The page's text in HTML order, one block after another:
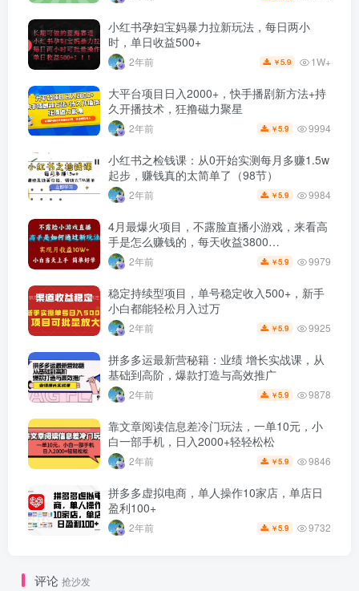
小红书孕妇宝妈暴力拉新玩法，每日两小
时，单日收益500+
2年前 ￥5.9 1W+
大平台项目日入2000+，快手播剧新方法+持
久开播技术，狂撸磁力聚星
2年前 ￥5.9 9994
小红书之检钱课：从0开始实测每月多赚1.5w
起步，赚钱真的太简单了（98节）
2年前 ￥5.9 9984
4月最爆火项目，不露脸直播小游戏，来看高
手是怎么赚钱的，每天收益3800…
2年前 ￥5.9 9979
稳定持续型项目，单号稳定收入500+，新手
小白都能轻松月入过万
2年前 ￥5.9 9925
拼多多运最新营秘籍：业绩 增长实战课，从
基础到高阶，爆款打造与高效推广
2年前 ￥5.9 9878
靠文章阅读信息差冷门玩法，一单10元，小
白一部手机，日入2000+轻轻松松
2年前 ￥5.9 9846
拼多多虚拟电商，单人操作10家店，单店日
盈利100+
2年前 ￥5.9 9732
评论 抢沙发